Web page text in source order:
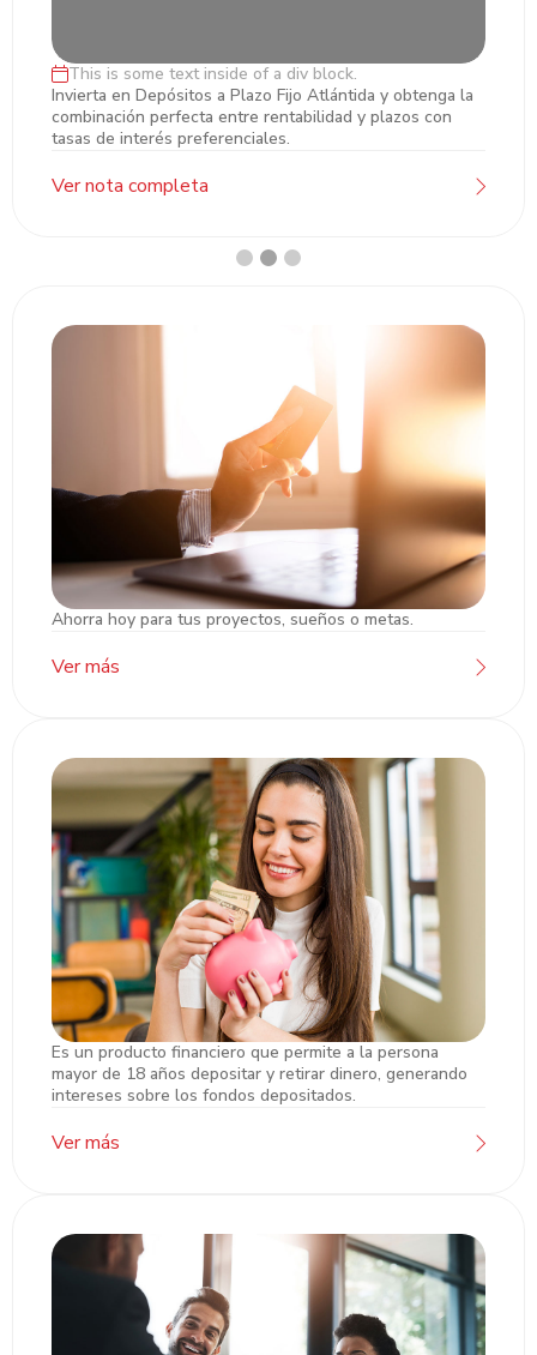
Inversiones en Plazo Fijo
This is some text inside of a div block.
Invierta en Depósitos a Plazo Fijo Atlántida y obtenga la
combinación perfecta entre rentabilidad y plazos con
tasas de interés preferenciales.
Ver nota completa
Cuentas de Ahorro/Cheques
Ahorra hoy para tus proyectos, sueños o metas.
Ver más
Cuentas de Ahorro Remesas
Es un producto financiero que permite a la persona
mayor de 18 años depositar y retirar dinero, generando
intereses sobre los fondos depositados.
Ver más